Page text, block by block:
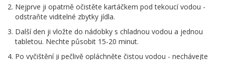
Nejprve ji opatrně očistěte kartáčkem pod tekoucí vodou -
odstraňte viditelné zbytky jídla.
Další den ji vložte do nádobky s chladnou vodou a jednou
tabletou. Nechte působit 15-20 minut.
Po vyčištění ji pečlivě opláchněte čistou vodou - nechávejte